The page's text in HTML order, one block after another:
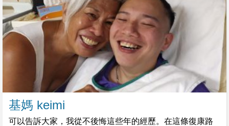
基媽 keimi
可以告訴大家，我從不後悔這些年的經歷。在這條復康路